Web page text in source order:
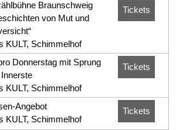
Tickets
Braunschweig
von Mut und
KULT, Schimmelhof
Tickets
Donnerstag mit Sprung
KULT, Schimmelhof
Tickets
Angebot
KULT, Schimmelhof